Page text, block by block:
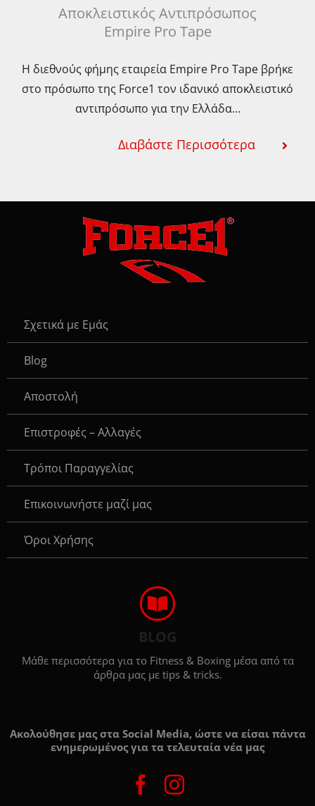
Αποκλειστικός Αντιπρόσωπος
Empire Pro Tape
Η διεθνούς φήμης εταιρεία Empire Pro Tape βρήκε
στο πρόσωπο της Force1 τον ιδανικό αποκλειστικό
αντιπρόσωπο για την Ελλάδα…
Διαβάστε Περισσότερα
Σχετικά με Εμάς
Blog
Αποστολή
Επιστροφές – Αλλαγές
Τρόποι Παραγγελίας
Eπικοινωνήστε μαζί μας
Όροι Χρήσης
BLOG
Μάθε περισσότερα για το Fitness & Boxing μέσα από τα
άρθρα μας με tips & tricks.
Ακολούθησε μας στα Social Media, ώστε να είσαι πάντα
ενημερωμένος για τα τελευταία νέα μας